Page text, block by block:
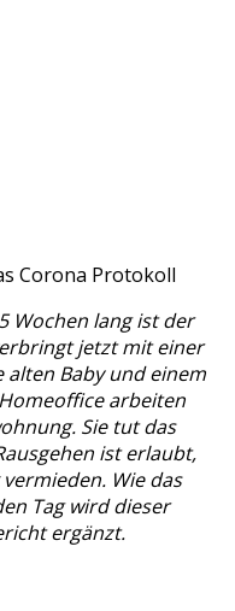
Wochen lang ist der
jetzt mit einer
Baby und einem
arbeiten
Sie tut das
ist erlaubt,
Wie das
Tag wird dieser
ergänzt.